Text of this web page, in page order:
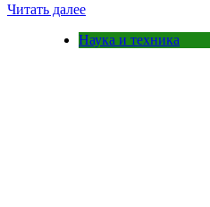
Читать далее
Наука и техника